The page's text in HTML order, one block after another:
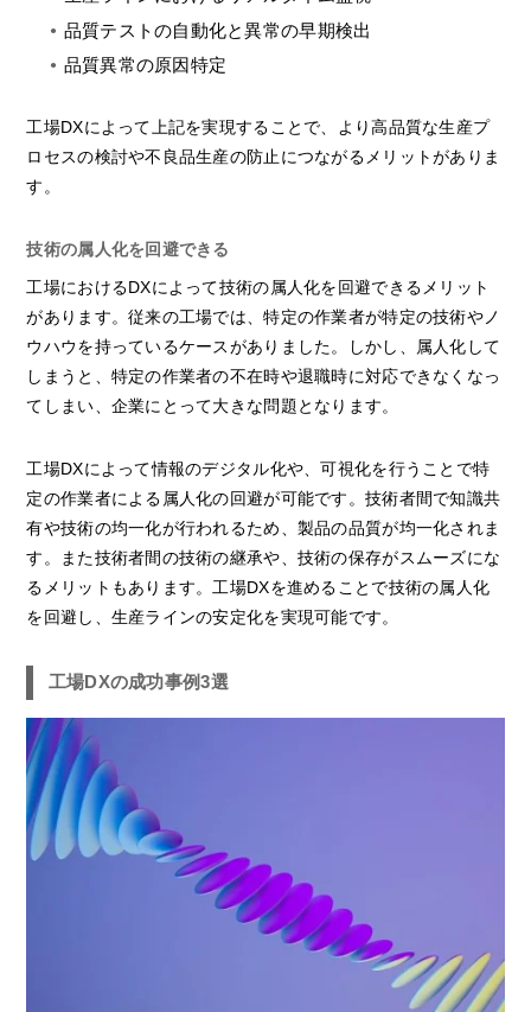
品質テストの自動化と異常の早期検出
品質異常の原因特定
工場DXによって上記を実現することで、より高品質な生産プ
ロセスの検討や不良品生産の防止につながるメリットがありま
す。
技術の属人化を回避できる
工場におけるDXによって技術の属人化を回避できるメリット
があります。従来の工場では、特定の作業者が特定の技術やノ
ウハウを持っているケースがありました。しかし、属人化して
しまうと、特定の作業者の不在時や退職時に対応できなくなっ
てしまい、企業にとって大きな問題となります。
工場DXによって情報のデジタル化や、可視化を行うことで特
定の作業者による属人化の回避が可能です。技術者間で知識共
有や技術の均一化が行われるため、製品の品質が均一化されま
す。また技術者間の技術の継承や、技術の保存がスムーズにな
るメリットもあります。工場DXを進めることで技術の属人化
を回避し、生産ラインの安定化を実現可能です。
工場DXの成功事例3選